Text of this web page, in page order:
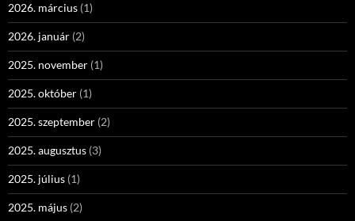
2026. március (1)
2026. január (2)
2025. november (1)
2025. október (1)
2025. szeptember (2)
2025. augusztus (3)
2025. július (1)
2025. május (2)